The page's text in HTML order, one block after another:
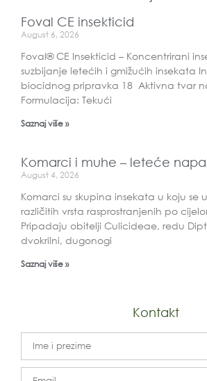
Foval CE insekticid
August 6, 2026
Foval® CE Insekticid – Koncentrirani
suzbijanje letećih i gmižućih insekata
biocidnog pripravka 18 Aktivna tvar
Formulacija: Tekući
Saznaj više »
Komarci i muhe – leteće
August 4, 2026
Komarci su skupina insekata u koju se
različitih vrsta rasprostranjenih po
Pripadaju obitelji Culicideae, redu
dvokrilni, dugonogi
Saznaj više »
Kontakt